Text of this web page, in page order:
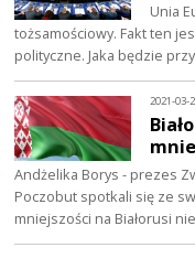
Unia
tożsamościowy. Fakt ten
polityczne. Jaka będzie
2021-03-
Andżelika Borys - prezes
Poczobut spotkali się ze
mniejszości na Białorusi